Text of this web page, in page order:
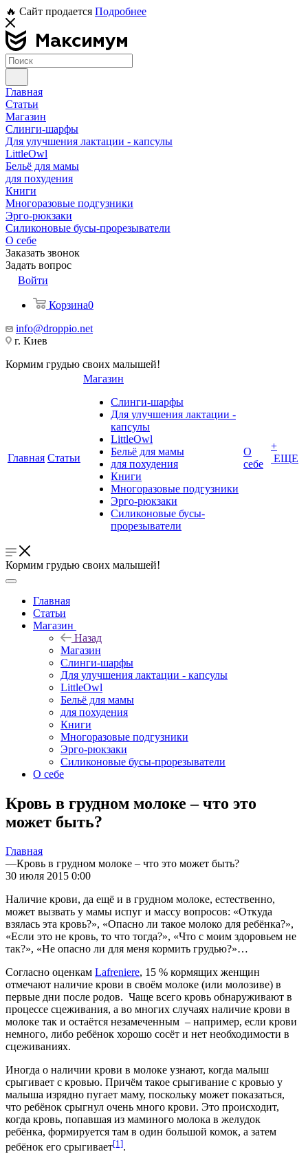
🔥 Сайт продается Подробнее
Главная
Статьи
Магазин
Слинги-шарфы
Для улучшения лактации - капсулы
LittleOwl
Бельё для мамы
для похудения
Книги
Многоразовые подгузники
Эрго-рюкзаки
Силиконовые бусы-прорезыватели
О себе
Заказать звонок
Задать вопрос
Войти
Корзина0
info@droppio.net
г. Киев
Кормим грудью своих малышей!
Главная Статьи
Магазин
Слинги-шарфы
Для улучшения лактации -
капсулы
LittleOwl
Бельё для мамы
для похудения
Книги
Многоразовые подгузники
Эрго-рюкзаки
Силиконовые бусы-
прорезыватели
О
себе
+
ЕЩЕ
Кормим грудью своих малышей!
Главная
Статьи
Магазин
Назад
Магазин
Слинги-шарфы
Для улучшения лактации - капсулы
LittleOwl
Бельё для мамы
для похудения
Книги
Многоразовые подгузники
Эрго-рюкзаки
Силиконовые бусы-прорезыватели
О себе
Кровь в грудном молоке – что это
может быть?
Главная
—Кровь в грудном молоке – что это может быть?
30 июля 2015 0:00
Наличие крови, да ещё и в грудном молоке, естественно,
может вызвать у мамы испуг и массу вопросов: «Откуда
взялась эта кровь?», «Опасно ли такое молоко для ребёнка?»,
«Если это не кровь, то что тогда?», «Что с моим здоровьем не
так?», «Не опасно ли для меня кормить грудью?»…
Согласно оценкам Lafreniere, 15 % кормящих женщин
отмечают наличие крови в своём молоке (или молозиве) в
первые дни после родов. Чаще всего кровь обнаруживают в
процессе сцеживания, а во многих случаях наличие крови в
молоке так и остаётся незамеченным – например, если крови
немного, либо ребёнок хорошо сосёт и нет необходимости в
сцеживаниях.
Иногда о наличии крови в молоке узнают, когда малыш
срыгивает с кровью. Причём такое срыгивание с кровью у
малыша изрядно пугает маму, поскольку может показаться,
что ребёнок срыгнул очень много крови. Это происходит,
когда кровь, попавшая из маминого молока в желудок
ребёнка, формируется там в один большой комок, а затем
ребёнок его срыгивает[1].